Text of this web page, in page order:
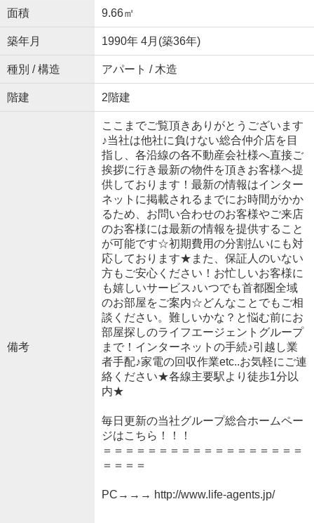
面積 9.66㎡
築年月 1990年 4月(築36年)
種別 / 構造 アパート / 木造
階建 2階建
備考
ここまでご覧頂きありがとうございます
♪当社は他社に負けない総合仲介店を目
指し、各沿線の各不動産会社様へ直接ご
挨拶に行き最新の物件を頂きお客様へ提
供しております！最新の情報はインター
ネットに掲載されるまでにお時間がかか
るため、お問い合わせのお客様やご来店
のお客様には最新の情報を提供すること
が可能です☆初期費用の分割払いにも対
応しております★また、保証人のいない
方もご安心ください！お忙しいお客様に
も嬉しいサービス♪いつでも首都圏全域
のお部屋をご案内☆どんなことでもご相
談ください。難しいかな？と悩む前にお
部屋探しのライフエージェントグループ
まで！インターネットの手続♪引越し業
者手配♪家電の回収作業etc..お気軽にご連
絡ください★各線主要駅より徒歩1分以
内★
毎日更新の当社グループ総合ホームペー
ジはこちら！！！
＝＝＝＝＝＝＝＝＝＝＝＝＝＝＝＝＝＝
＝＝＝＝
PC→→→ http://www.life-agents.jp/